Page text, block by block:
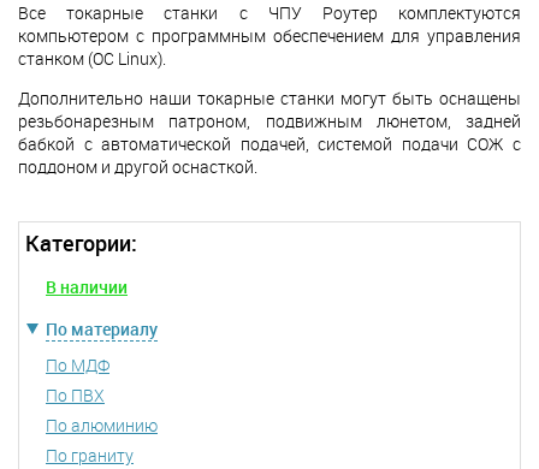
Все токарные станки с ЧПУ Роутер комплектуются
компьютером с программным обеспечением для управления
станком (ОС Linux).
Дополнительно наши токарные станки могут быть оснащены
резьбонарезным патроном, подвижным люнетом, задней
бабкой с автоматической подачей, системой подачи СОЖ с
поддоном и другой оснасткой.
Категории:
В наличии
По материалу
По МДФ
По ПВХ
По алюминию
По граниту